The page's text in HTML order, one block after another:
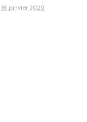
16 janvier 2020